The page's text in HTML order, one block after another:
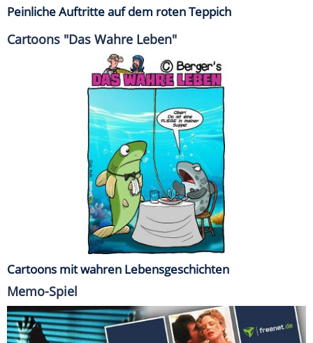
Peinliche Auftritte auf dem roten Teppich
Cartoons "Das Wahre Leben"
Cartoons mit wahren Lebensgeschichten
Memo-Spiel